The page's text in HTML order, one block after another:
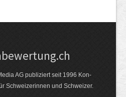
AG publi­ziert seit 1996 Kon­
Schwei­zerinnen und Schweizer.